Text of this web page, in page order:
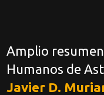
Amplio
Humanos de
Javier D.